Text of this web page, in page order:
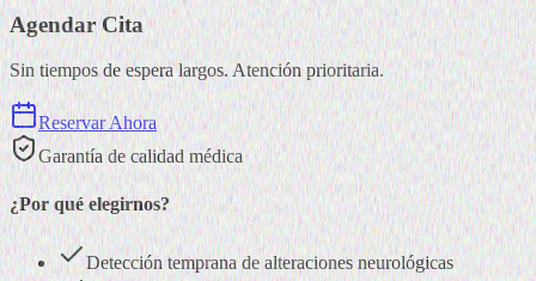
Agendar Cita
Sin tiempos de espera largos. Atención prioritaria.
Reservar Ahora
Garantía de calidad médica
¿Por qué elegirnos?
Detección temprana de alteraciones neurológicas